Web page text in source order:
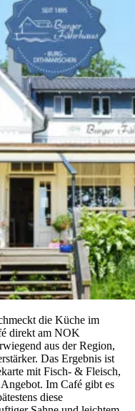
die Küche im
direkt am NOK
aus der Region,
Das Ergebnis ist
mit Fisch- & Fleisch,
Im Café gibt es
diese